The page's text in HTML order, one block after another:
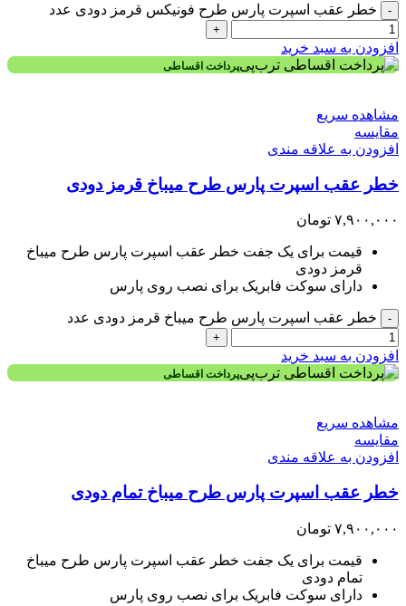
- خطر عقب اسپرت پارس طرح فونیکس قرمز دودی عدد
+
افزودن به سبد خرید
پرداخت اقساطی
مشاهده سریع
مقایسه
افزودن به علاقه مندی
خطر عقب اسپرت پارس طرح میباخ قرمز دودی
۷,۹۰۰,۰۰۰ تومان
قیمت برای یک جفت خطر عقب اسپرت پارس طرح میباخ
قرمز دودی
دارای سوکت فابریک برای نصب روی پارس
- خطر عقب اسپرت پارس طرح میباخ قرمز دودی عدد
+
افزودن به سبد خرید
پرداخت اقساطی
مشاهده سریع
مقایسه
افزودن به علاقه مندی
خطر عقب اسپرت پارس طرح میباخ تمام دودی
۷,۹۰۰,۰۰۰ تومان
قیمت برای یک جفت خطر عقب اسپرت پارس طرح میباخ
تمام دودی
دارای سوکت فابریک برای نصب روی پارس